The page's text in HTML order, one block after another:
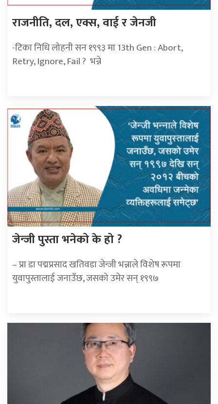
राजनीति, दल, एक्स, वाई र जेनजी
-टिका निधि लोहनी सन १९९३ मा 13th Gen : Abort,
Retry, Ignore, Fail ? भन्ने
जेन्जी पुस्ता भनेको के हो ?
– प्रा डा पद्मप्रसाद खतिवडा जेन्जी भन्नाले विशेष रूपमा
युवापुस्तालाई जनाउँछ, जसको उमेर सन् १९९७